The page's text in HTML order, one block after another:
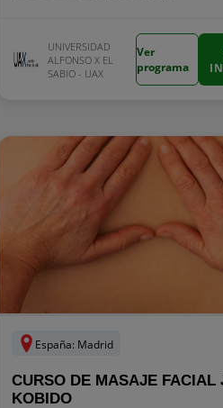
UNIVERSIDAD
ALFONSO X EL
SABIO - UAX
Ver
programa
España: Madrid
CURSO DE MASAJE FACIAL
KOBIDO